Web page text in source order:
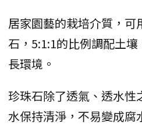
居家園藝的栽培介質，可
石，5:1:1的比例調配土
長環境。
珍珠石除了透氣、透水性
水保持清淨，不易變成腐